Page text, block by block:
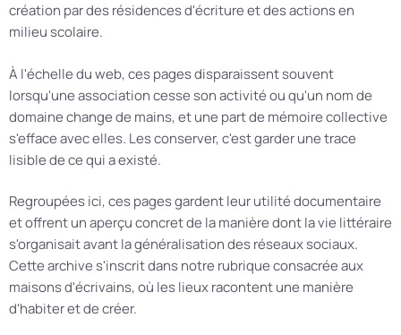
création par des résidences d'écriture et des actions en
milieu scolaire.
À l'échelle du web, ces pages disparaissent souvent
lorsqu'une association cesse son activité ou qu'un nom de
domaine change de mains, et une part de mémoire collective
s'efface avec elles. Les conserver, c'est garder une trace
lisible de ce qui a existé.
Regroupées ici, ces pages gardent leur utilité documentaire
et offrent un aperçu concret de la manière dont la vie littéraire
s'organisait avant la généralisation des réseaux sociaux.
Cette archive s'inscrit dans notre rubrique consacrée aux
maisons d'écrivains, où les lieux racontent une manière
d'habiter et de créer.